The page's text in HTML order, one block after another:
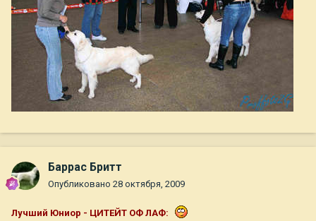
Баррас Бритт
Опубликовано 28 октября, 2009
Лучший Юниор - ЦИТЕЙТ ОФ ЛАФ: